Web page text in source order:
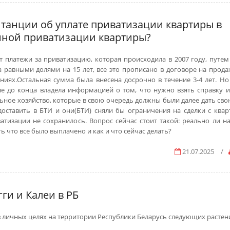
об уплате приватизации квартиры в
приватизации квартиры?
за приватизацию, которая происходила в 2007 году,
равными долями на 15 лет, все это прописано в договоре на
сумма была внесена досрочно в течение 3-4 лет. Но
до конца владела информацией о том, что нужно взять справку
хозяйство, которые в свою очередь должны были далее дать
в БТИ и они(БТИ) сняли бы ограничения на сделки с
не сохранилось. Вопрос сейчас стоит такой: реально ли
все было выплачено и как и что сейчас делать?
21.07.2025 /
и Калеи в РБ
целях на территории Республики Беларусь следующих